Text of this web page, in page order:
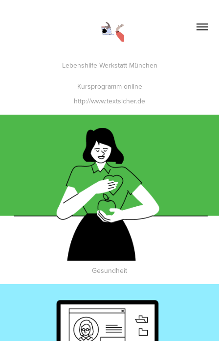
Lebenshilfe Werkstatt München
Kursprogramm online
http://www.textsicher.de
Gesundheit